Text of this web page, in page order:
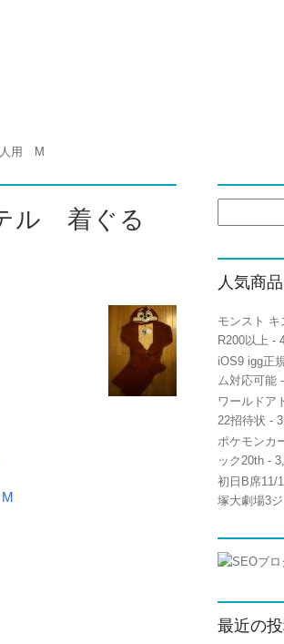
用 M
ル 着ぐる
索:
人気商
モンスト
R200以上 -
iOS9 igg正
ム対応可能
ワールドア
22招待状 -
ポケモンカ
ック20th -
初日B席11/
塚大劇場3ジ
最近の